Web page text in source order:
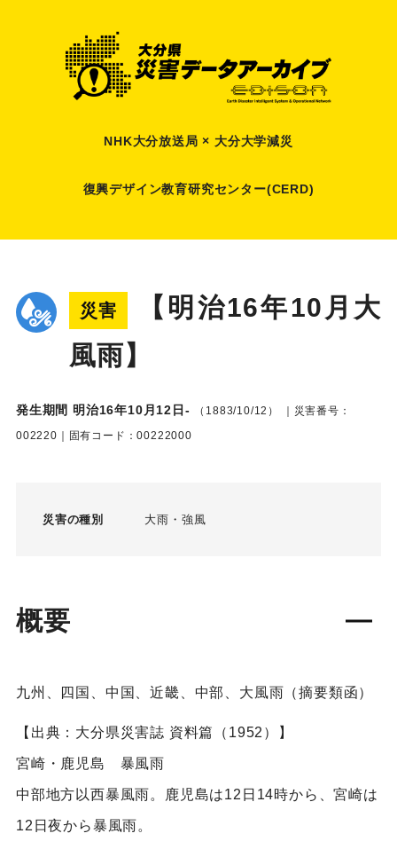
NHK大分放送局 × 大分大学減災
復興デザイン教育研究センター(CERD)
災害
【明治16年10月大
風雨】
発生期間 明治16年10月12日- （1883/10/12）
｜災害番号：
002220｜固有コード：00222000
災害の種別 大雨 強風
概要
九州、四国、中国、近畿、中部、大風雨（摘要類函）
【出典：大分県災害誌 資料篇（1952）】
宮崎・鹿児島 暴風雨
中部地方以西暴風雨。鹿児島は12日14時から、宮崎は
12日夜から暴風雨。